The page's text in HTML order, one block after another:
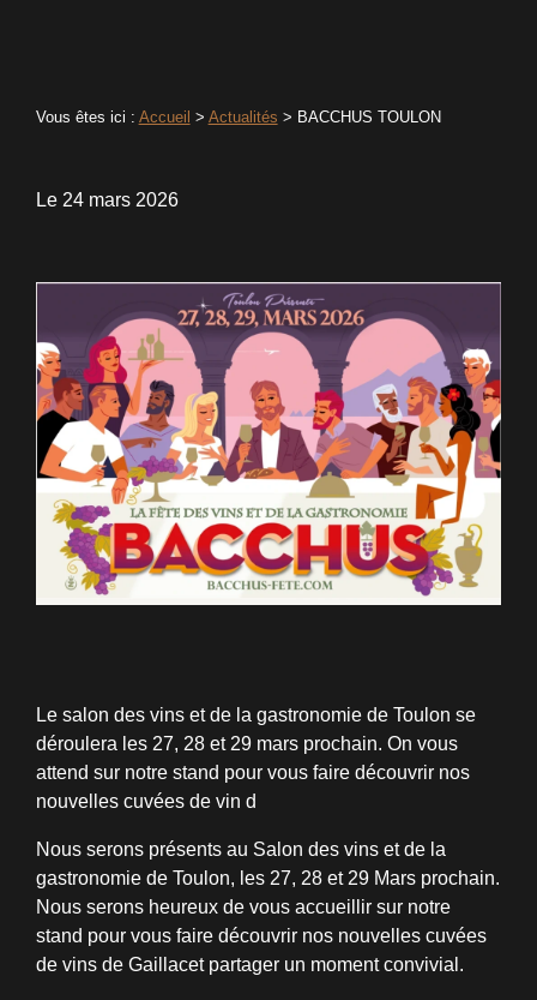
Vous êtes ici : Accueil > Actualités > BACCHUS TOULON
Le 24 mars 2026
Le salon des vins et de la gastronomie de Toulon se
déroulera les 27, 28 et 29 mars prochain. On vous
attend sur notre stand pour vous faire découvrir nos
nouvelles cuvées de vin d
Nous serons présents au Salon des vins et de la
gastronomie de Toulon, les 27, 28 et 29 Mars prochain.
Nous serons heureux de vous accueillir sur notre
stand pour vous faire découvrir nos nouvelles cuvées
de vins de Gaillacet partager un moment convivial.